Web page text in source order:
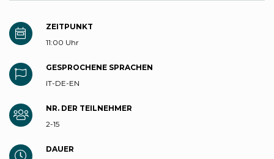
ZEITPUNKT
11:00 Uhr
GESPROCHENE SPRACHEN
IT-DE-EN
NR. DER TEILNEHMER
2-15
DAUER